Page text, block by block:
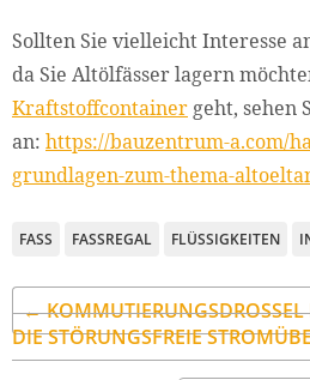
Sollten Sie vielleicht Interesse
da Sie Altölfässer lagern
Kraftstoffcontainer geht, sehen
an: https://bauzentrum-a.com/
grundlagen-zum-thema-
FASS FASSREGAL FLÜSSIGKEITEN
← KOMMUTIERUNGSDROSSEL
DIE STÖRUNGSFREIE